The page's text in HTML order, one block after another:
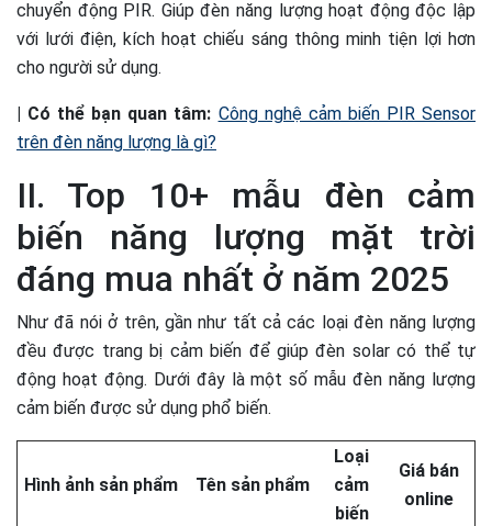
chuyển động PIR. Giúp đèn năng lượng hoạt động độc lập
với lưới điện, kích hoạt chiếu sáng thông minh tiện lợi hơn
cho người sử dụng.
| Có thể bạn quan tâm: Công nghệ cảm biến PIR Sensor
trên đèn năng lượng là gì?
II. Top 10+ mẫu đèn cảm
biến năng lượng mặt trời
đáng mua nhất ở năm 2025
Như đã nói ở trên, gần như tất cả các loại đèn năng lượng
đều được trang bị cảm biến để giúp đèn solar có thể tự
động hoạt động. Dưới đây là một số mẫu đèn năng lượng
cảm biến được sử dụng phổ biến.
Hình ảnh sản phẩm Tên sản phẩm
Loại
cảm
biến
Giá bán
online